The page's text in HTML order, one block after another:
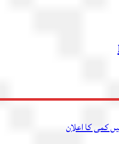
کمی کا اعلان